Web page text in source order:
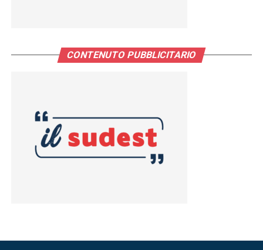
CONTENUTO PUBBLICITARIO